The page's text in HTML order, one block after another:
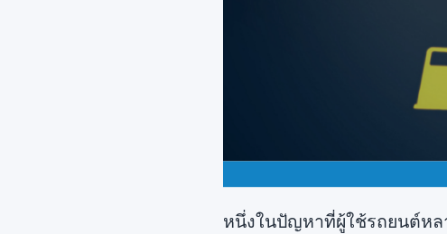
หนึ่งในปัญหาที่ผู้ใช้รถยนต์ห